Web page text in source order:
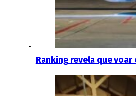
Ranking revela que voar